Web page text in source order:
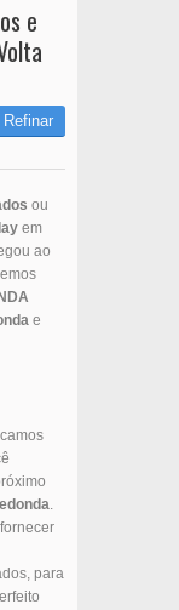
e
Refinar
ou
em
ao
e
.
para